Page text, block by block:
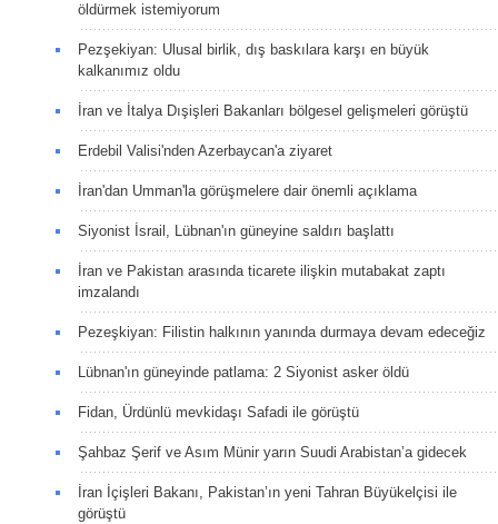
öldürmek istemiyorum
Pezşekiyan: Ulusal birlik, dış baskılara karşı en büyük
kalkanımız oldu
İran ve İtalya Dışişleri Bakanları bölgesel gelişmeleri görüştü
Erdebil Valisi'nden Azerbaycan'a ziyaret
İran'dan Umman'la görüşmelere dair önemli açıklama
Siyonist İsrail, Lübnan'ın güneyine saldırı başlattı
İran ve Pakistan arasında ticarete ilişkin mutabakat zaptı
imzalandı
Pezeşkiyan: Filistin halkının yanında durmaya devam edeceğiz
Lübnan'ın güneyinde patlama: 2 Siyonist asker öldü
Fidan, Ürdünlü mevkidaşı Safadi ile görüştü
Şahbaz Şerif ve Asım Münir yarın Suudi Arabistan’a gidecek
İran İçişleri Bakanı, Pakistan’ın yeni Tahran Büyükelçisi ile
görüştü